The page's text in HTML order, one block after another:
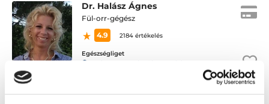
Dr. Halász Ágnes
Fül-orr-gégész
4.9
2184 értékelés
Egészségliget
Következő időpont:szeptember 03.